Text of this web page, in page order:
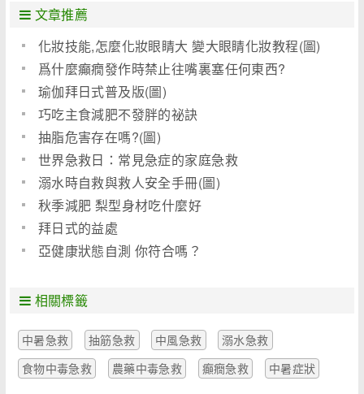
文章推薦
化妝技能,怎麼化妝眼睛大 變大眼睛化妝教程(圖)
爲什麼癲癇發作時禁止往嘴裏塞任何東西?
瑜伽拜日式普及版(圖)
巧吃主食減肥不發胖的祕訣
抽脂危害存在嗎?(圖)
世界急救日：常見急症的家庭急救
溺水時自救與救人安全手冊(圖)
秋季減肥 梨型身材吃什麼好
拜日式的益處
亞健康狀態自測 你符合嗎？
相關標籤
中暑急救 抽筋急救 中風急救
溺水急救
食物中毒急救
農藥中毒急救 癲癇急救 中暑症狀